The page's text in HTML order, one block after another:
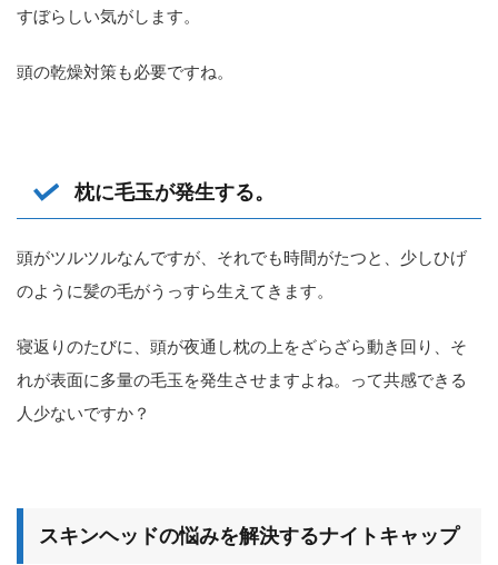
すぼらしい気がします。
頭の乾燥対策も必要ですね。
枕に毛玉が発生する。
頭がツルツルなんですが、それでも時間がたつと、少しひげ
のように髪の毛がうっすら生えてきます。
寝返りのたびに、頭が夜通し枕の上をざらざら動き回り、そ
れが表面に多量の毛玉を発生させますよね。って共感できる
人少ないですか？
スキンヘッドの悩みを解決するナイトキャップ